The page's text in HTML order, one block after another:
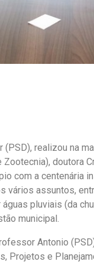
realizou na
doutora
com a centenária
vários assuntos,
pluviais (da
municipal.
Antonio
Projetos e